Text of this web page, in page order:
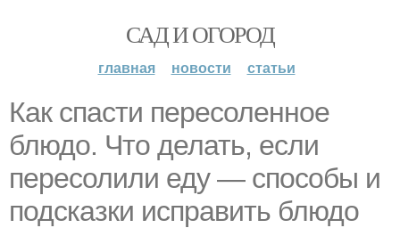
САД И ОГОРОД
главная новости статьи
Как спасти пересоленное
блюдо. Что делать, если
пересолили еду — способы и
подсказки исправить блюдо